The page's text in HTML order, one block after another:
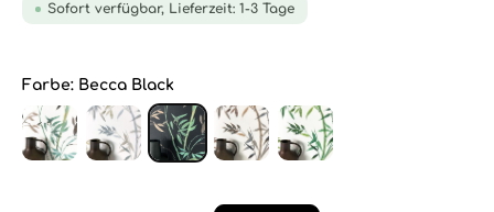
Sofort verfügbar, Lieferzeit: 1-3 Tage
Farbe: Becca Black